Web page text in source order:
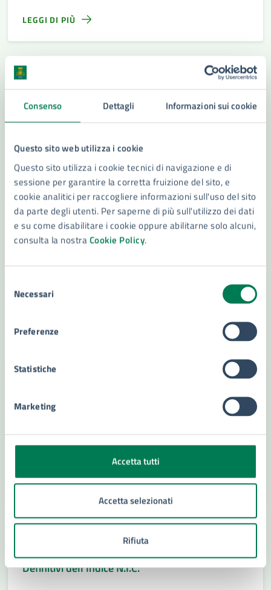
Consenso Dettagli Informazioni sui cookie
Questo sito web utilizza i cookie
Questo sito utilizza i cookie tecnici di navigazione e di
sessione per garantire la corretta fruizione del sito, e
cookie analitici per raccogliere informazioni sull'uso del sito
da parte degli utenti. Per saperne di più sull'utilizzo dei dati
e su come disabilitare i cookie oppure abilitarne solo alcuni,
consulta la nostraCookie Policy.
delNecessari
Preferenze
Statistiche
Marketing
Accetta tutti
Accetta selezionati
Rifiuta
LEGGI DI PIÙ
NOTIZIE DAL17/01/25—AL 25/01/25
16/01/25
Relazione Mensile Prezzi al Consumo – Dati
Definitivi dell’Indice N.I.C.